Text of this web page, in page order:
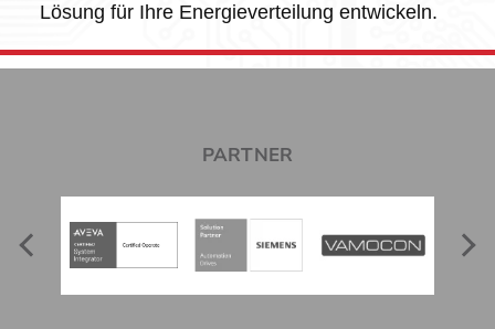
Lösung für Ihre Energieverteilung entwickeln.
PARTNER